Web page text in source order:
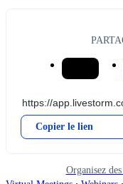
Copier le lien
Organisez